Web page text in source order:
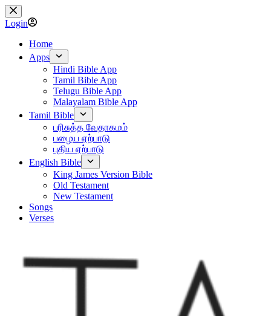
Skip
to
content
Login
Home
Apps
Hindi Bible App
Tamil Bible App
Telugu Bible App
Malayalam Bible App
Tamil Bible
பரிசுத்த வேதாகமம்
பழைய ஏற்பாடு
புதிய ஏற்பாடு
English Bible
King James Version Bible
Old Testament
New Testament
Songs
Verses